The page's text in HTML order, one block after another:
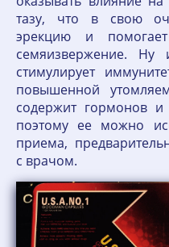
тазу, что в свою
эрекцию и
семяизвержение.
стимулирует
повышенной
содержит гормонов
поэтому ее можно
приема,
с врачом.